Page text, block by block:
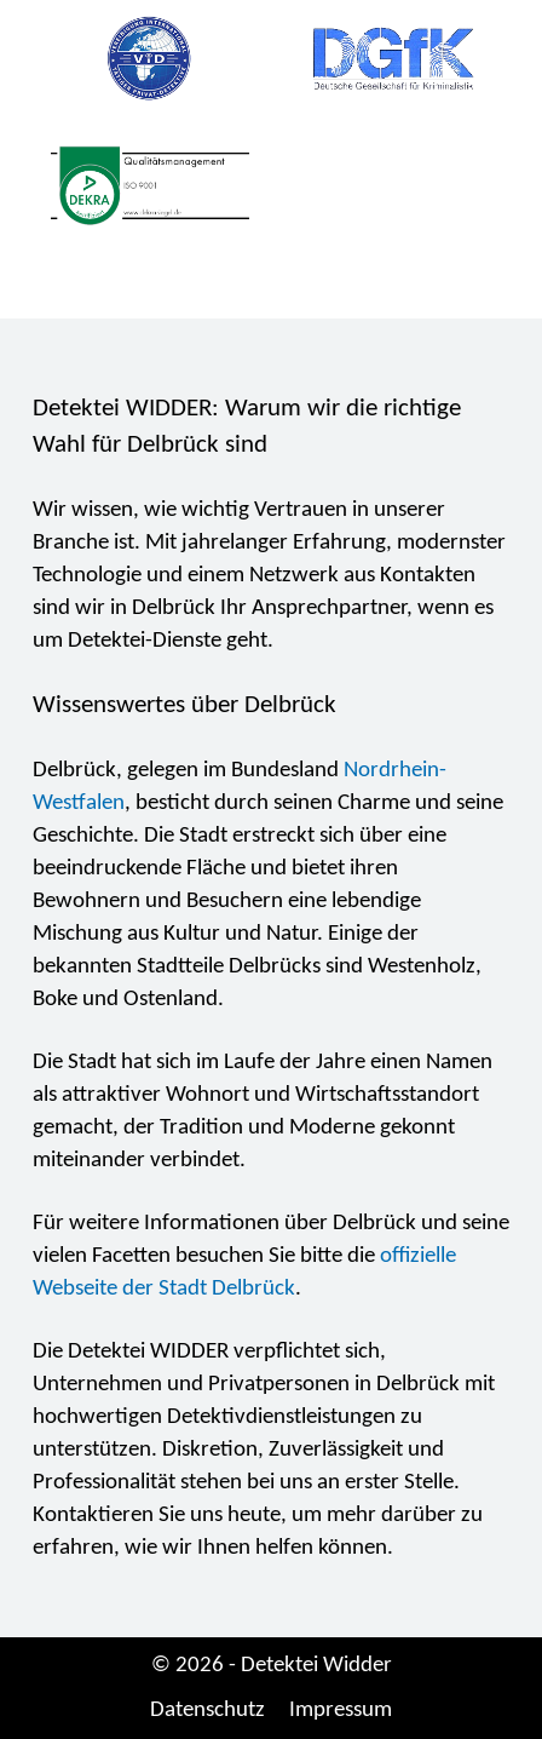
Detektei WIDDER: Warum wir die richtige
Wahl für Delbrück sind
Wir wissen, wie wichtig Vertrauen in unserer
Branche ist. Mit jahrelanger Erfahrung, modernster
Technologie und einem Netzwerk aus Kontakten
sind wir in Delbrück Ihr Ansprechpartner, wenn es
um Detektei-Dienste geht.
Wissenswertes über Delbrück
Delbrück, gelegen im Bundesland Nordrhein-
Westfalen, besticht durch seinen Charme und seine
Geschichte. Die Stadt erstreckt sich über eine
beeindruckende Fläche und bietet ihren
Bewohnern und Besuchern eine lebendige
Mischung aus Kultur und Natur. Einige der
bekannten Stadtteile Delbrücks sind Westenholz,
Boke und Ostenland.
Die Stadt hat sich im Laufe der Jahre einen Namen
als attraktiver Wohnort und Wirtschaftsstandort
gemacht, der Tradition und Moderne gekonnt
miteinander verbindet.
Für weitere Informationen über Delbrück und seine
vielen Facetten besuchen Sie bitte die offizielle
Webseite der Stadt Delbrück.
Die Detektei WIDDER verpflichtet sich,
Unternehmen und Privatpersonen in Delbrück mit
hochwertigen Detektivdienstleistungen zu
unterstützen. Diskretion, Zuverlässigkeit und
Professionalität stehen bei uns an erster Stelle.
Kontaktieren Sie uns heute, um mehr darüber zu
erfahren, wie wir Ihnen helfen können.
© 2026 - Detektei Widder
Datenschutz
Impressum